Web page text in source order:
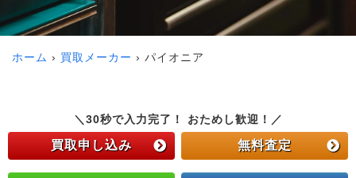
ホーム 買取メーカー パイオニア
＼30秒で入力完了！ おためし歓迎！／
買取申し込み 無料査定